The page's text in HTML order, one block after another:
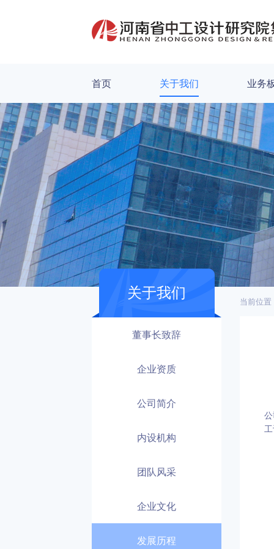
首页 关于我们 业务
关于我们
董事长致辞
企业资质
公司简介
内设机构
团队风采
企业文化
发展历程
当前位